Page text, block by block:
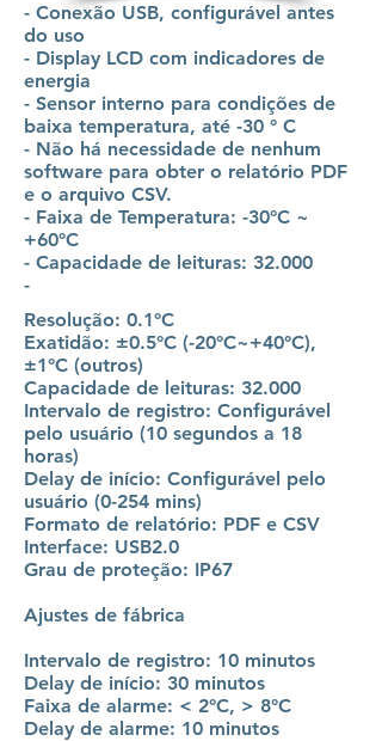
- Conexão USB, configurável antes
do uso
- Display LCD com indicadores de
energia
- Sensor interno para condições de
baixa temperatura, até -30 ° C
- Não há necessidade de nenhum
software para obter o relatório PDF
e o arquivo CSV.
- Faixa de Temperatura: -30°C ~
+60°C
- Capacidade de leituras: 32.000
-
Resolução: 0.1°C
Exatidão: ±0.5°C (-20°C~+40°C),
±1°C (outros)
Capacidade de leituras: 32.000
Intervalo de registro: Configurável
pelo usuário (10 segundos a 18
horas)
Delay de início: Configurável pelo
usuário (0-254 mins)
Formato de relatório: PDF e CSV
Interface: USB2.0
Grau de proteção: IP67
Ajustes de fábrica
Intervalo de registro: 10 minutos
Delay de início: 30 minutos
Faixa de alarme: < 2°C, > 8°C
Delay de alarme: 10 minutos